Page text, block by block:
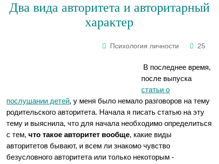
Два вида авторитета и авторитарный
характер
Психология личности 25
В последнее время,
после выпуска
статьи о
послушании детей, у меня было немало разговоров на тему
родительского авторитета. Начала я писать статью на эту
тему и выяснила, что для начала необходимо определиться
с тем,что такое авторитет вообще, какие виды
авторитетов бывают, и всем ли знакомо чувство
безусловного авторитета или только некоторым -